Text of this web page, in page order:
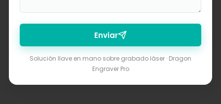
Enviar
Solución llave en mano sobre grabado láser · Dragon
Engraver Pro